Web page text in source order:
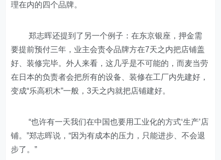
理在内的四个品牌。
郑志晖还提到了另一个例子：在东京银座，押金需
要提前预付三年，业主会责令品牌方在7天之内把店铺盖
好、装修完毕。外人来看，这几乎是不可能的，而麦当劳
在日本的负责者会把所有的设备、装修在工厂内先建好，
变成“乐高积木”一般，3天之内就把店铺建好。
“也许有一天我们在中国也要用工业化的方式‘生产’店
铺。”郑志晖说，“因为有成本的压力，只能进步、不会退
步了。”